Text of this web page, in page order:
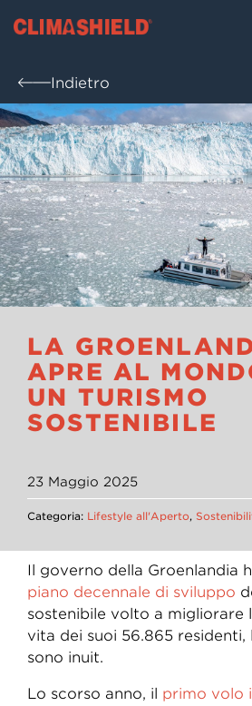
Indietro
LA
APRE AL
UN TURISMO
SOSTENIBILE
23 Maggio 2025
Categoria: Lifestyle all'Aperto,
Il governo della Groenlandia
piano decennale di sviluppo
sostenibile volto a migliorare
vita dei suoi 56.865 residenti,
sono inuit.
Lo scorso anno, il primo volo